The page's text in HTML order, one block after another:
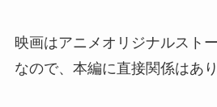
映画はアニメオリジナルスト
なので、本編に直接関係はあり